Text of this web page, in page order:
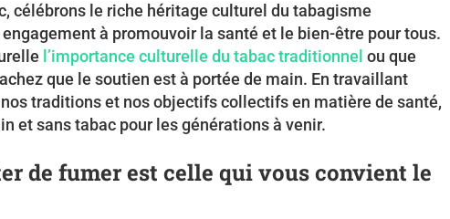
célébrons le riche héritage culturel du tabagisme
à promouvoir la santé et le bien-être pour tous.
l’importance culturelle du tabac traditionnelou que
que le soutien est à portée de main. En travaillant
traditions et nos objectifs collectifs en matière de santé,
et sans tabac pour les générations à venir.
de fumer est celle qui vous convient le